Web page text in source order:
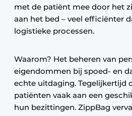
met de patiënt mee door het
aan het bed – veel efficiënter
logistieke processen.
Waarom? Het beheren van
eigendommen bij spoed- en
echte uitdaging. Tegelijkertijd
patiënten vaak aan een
hun bezittingen. ZippBag